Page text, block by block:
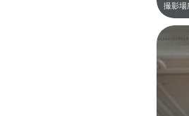
撮影場